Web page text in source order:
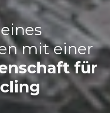
eines
n mit einer
nschaft für
cling